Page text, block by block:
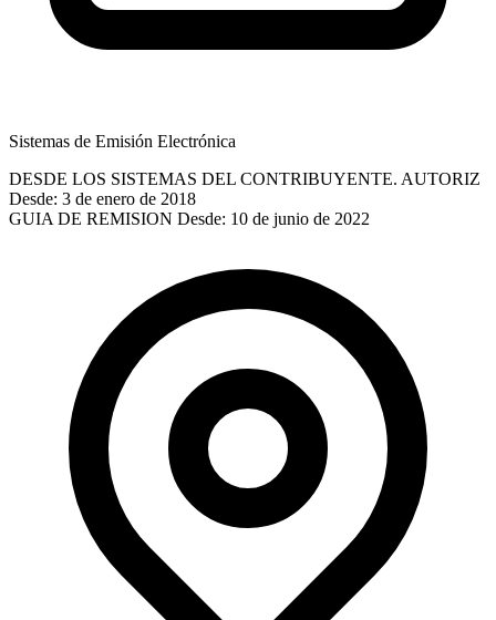
Sistemas de Emisión Electrónica
DESDE LOS SISTEMAS DEL CONTRIBUYENTE. AUTORIZ
Desde: 3 de enero de 2018
GUIA DE REMISION Desde: 10 de junio de 2022